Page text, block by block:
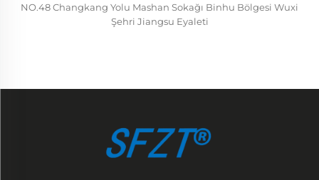
NO.48 Changkang Yolu Mashan Sokağı Binhu Bölgesi Wuxi
Şehri Jiangsu Eyaleti